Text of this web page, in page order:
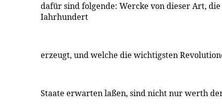
dafür sind folgende: Wercke von dieser Art,
Iahrhundert
erzeugt, und welche die wichtigsten
Staate erwarten laßen, sind nicht nur werth